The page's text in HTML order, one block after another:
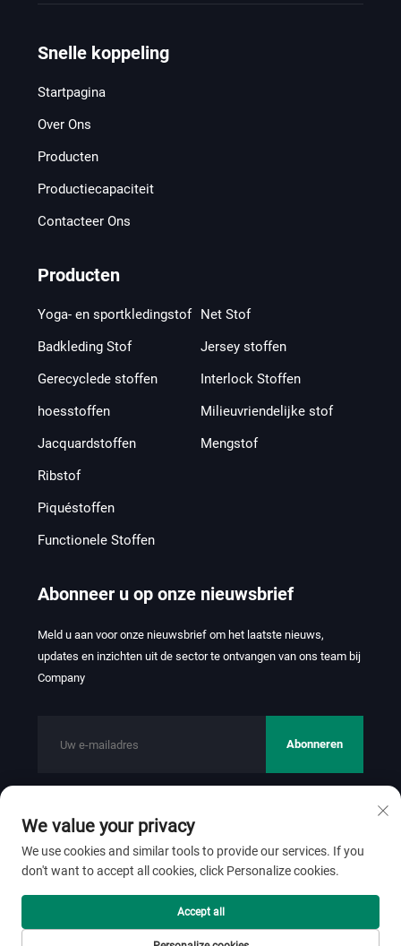
Snelle koppeling
Startpagina
Over Ons
Producten
Productiecapaciteit
Contacteer Ons
Producten
Yoga- en sportkledingstof
Badkleding Stof
Gerecyclede stoffen
hoesstoffen
Net Stof
Jersey stoffen
Interlock Stoffen
Milieuvriendelijke stof
Jacquardstoffen
Ribstof
Piquéstoffen
Functionele Stoffen
Mengstof
Abonneer u op onze nieuwsbrief
Meld u aan voor onze nieuwsbrief om het laatste nieuws,
updates en inzichten uit de sector te ontvangen van ons team bij
Company
Abonneren
Copyright © 2026 FOSHAN JINHUI TEXTILE CO.,LTD. Alle
rechten voorbehouden.
Privacybeleid
Scroll naar boven
We value your privacy
We use cookies and similar tools to provide our services. If you
don't want to accept all cookies, click Personalize cookies.
Accept all